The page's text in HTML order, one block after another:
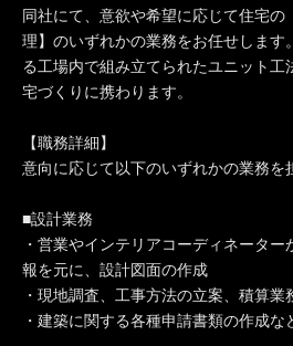
同社にて、意欲や希望に応じて住宅の
理】のいずれかの業務をお任せします
る工場内で組み立てられたユニット工
宅づくりに携わります。
【職務詳細】
意向に応じて以下のいずれかの業務を
■設計業務
・営業やインテリアコーディネータ
報を元に、設計図面の作成
・現地調査、工事方法の立案、積算業
・建築に関する各種申請書類の作成な